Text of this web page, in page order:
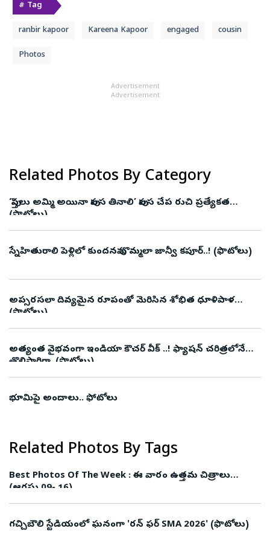
# Tag
ranbir kapoor Kareena Kapoor engaged cousin
Photos
Advertisement
Advertisement
Related Photos By Category
‘పుస్తెలు అమ్మి అయినా పులస తినాలి’ పులస చేప రుచి ప్రత్యేకత
(ఫొటోలు)
స్నేహితురాలి పెళ్లిలో కుందనపు బొమ్మలా జాన్వీ కపూర్..! (ఫొటోలు)
అప్సరసలా దివ్యమైన రూపంతో మెరిసిన శోభిత ధూళిపాళ
(ఫొటోలు)
అత్యంత వైభవంగా ఇండియా కౌచర్ వీక్ ..! ఫ్యాషన్‌ చరిత్రలోనే
తొలిసారిగా..(ఫొటోలు)
భూమిపై అందాలు.. ఫోటోలు
Related Photos By Tags
Best Photos Of The Week : ఈ వారం ఉత్తమ చిత్రాలు
(ఆగస్టు 09- 16)
గచ్చిబౌలి స్టేడియంలో ఘనంగా 'రన్ ఫర్ SMA 2026' (ఫొటోలు)